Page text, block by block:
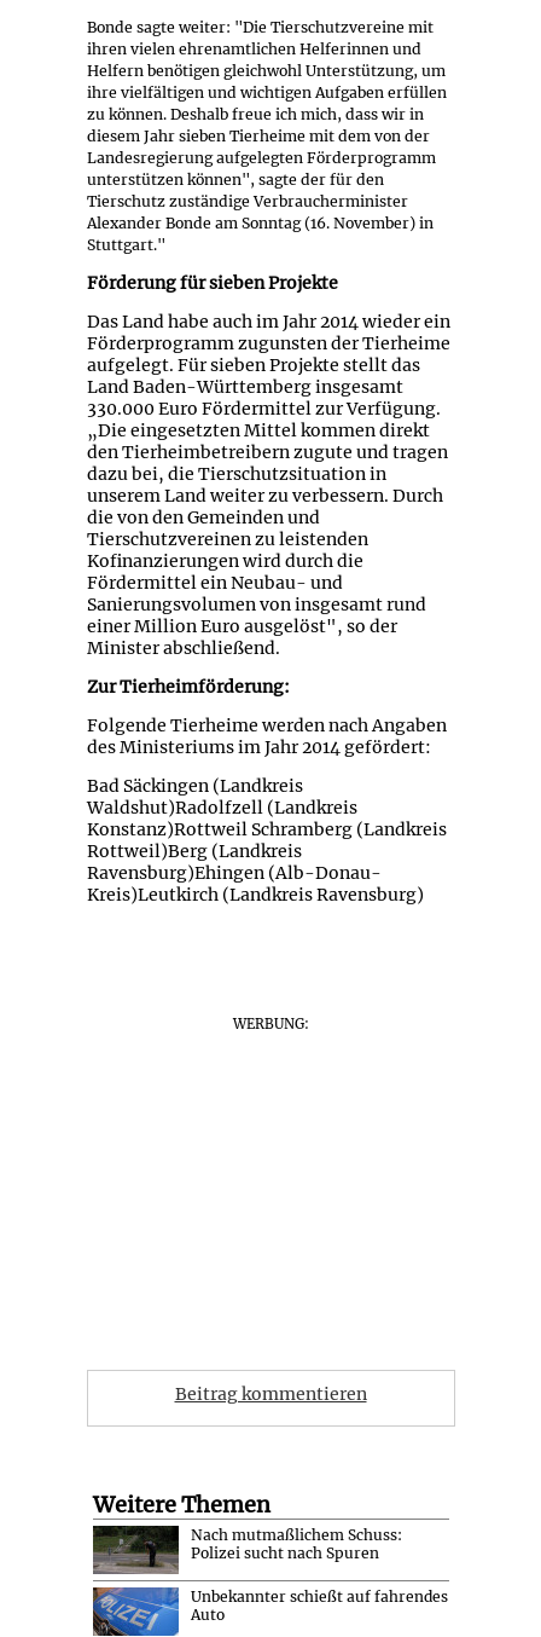
Bonde sagte weiter: "Die Tierschutzvereine mit
ihren vielen ehrenamtlichen Helferinnen und
Helfern benötigen gleichwohl Unterstützung, um
ihre vielfältigen und wichtigen Aufgaben erfüllen
zu können. Deshalb freue ich mich, dass wir in
diesem Jahr sieben Tierheime mit dem von der
Landesregierung aufgelegten Förderprogramm
unterstützen können", sagte der für den
Tierschutz zuständige Verbraucherminister
Alexander Bonde am Sonntag (16. November) in
Stuttgart."
Förderung für sieben Projekte
Das Land habe auch im Jahr 2014 wieder ein
Förderprogramm zugunsten der Tierheime
aufgelegt. Für sieben Projekte stellt das
Land Baden-Württemberg insgesamt
330.000 Euro Fördermittel zur Verfügung.
„Die eingesetzten Mittel kommen direkt
den Tierheimbetreibern zugute und tragen
dazu bei, die Tierschutzsituation in
unserem Land weiter zu verbessern. Durch
die von den Gemeinden und
Tierschutzvereinen zu leistenden
Kofinanzierungen wird durch die
Fördermittel ein Neubau- und
Sanierungsvolumen von insgesamt rund
einer Million Euro ausgelöst", so der
Minister abschließend.
Zur Tierheimförderung:
Folgende Tierheime werden nach Angaben
des Ministeriums im Jahr 2014 gefördert:
Bad Säckingen (Landkreis
Waldshut)Radolfzell (Landkreis
Konstanz)Rottweil Schramberg (Landkreis
Rottweil)Berg (Landkreis
Ravensburg)Ehingen (Alb-Donau-
Kreis)Leutkirch (Landkreis Ravensburg)
WERBUNG:
Beitrag kommentieren
Weitere Themen
Nach mutmaßlichem Schuss:
Polizei sucht nach Spuren
Unbekannter schießt auf fahrendes
Auto